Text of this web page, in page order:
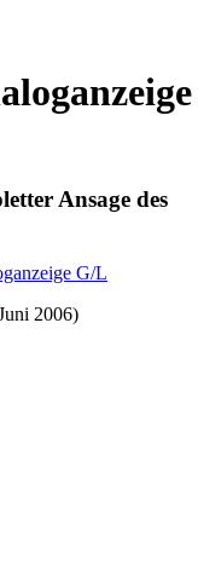
Ansage des
2006)